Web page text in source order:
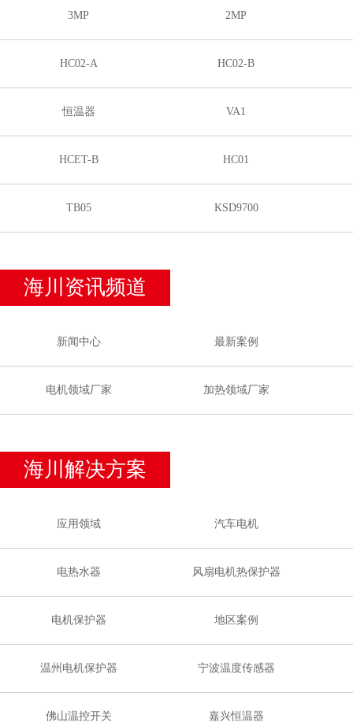
3MP 2MP
HC02-A HC02-B
恒温器 VA1
HCET-B HC01
TB05 KSD9700
海川资讯频道
新闻中心 最新案例
电机领域厂家 加热领域厂家
海川解决方案
应用领域 汽车电机
电热水器 风扇电机热保护器
电机保护器 地区案例
温州电机保护器 宁波温度传感器
佛山温控开关 嘉兴恒温器